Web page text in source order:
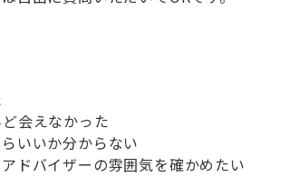
会えなかった
いいか分からない
ドバイザーの雰囲気を確かめたい